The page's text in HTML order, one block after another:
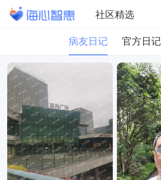
社区精选
病友日记 官方日记